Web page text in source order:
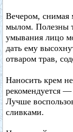
Вечером, снимая
мылом. Полезны
умывания лицо
дать ему
отваром трав,
Наносить крем
рекомендуется
Лучше
сливками.